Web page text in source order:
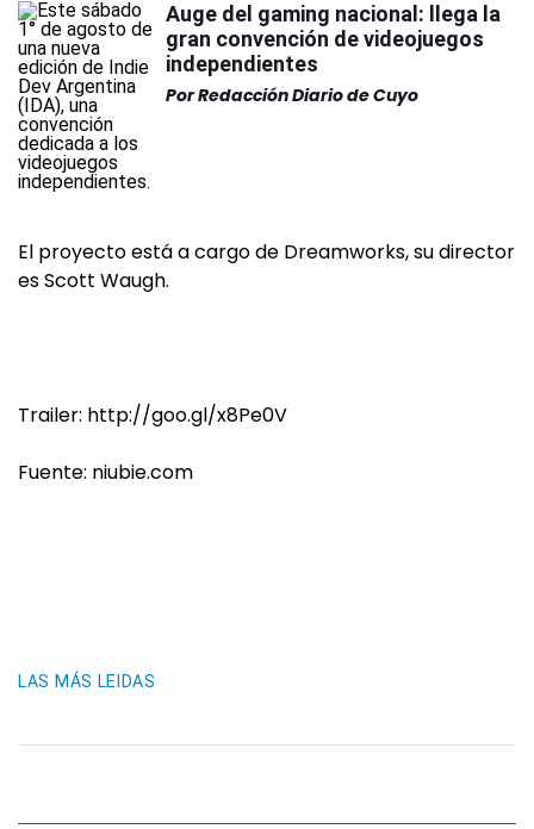
Auge del gaming nacional: llega la
gran convención de videojuegos
independientes
PorRedacción Diario de Cuyo
El proyecto está a cargo de Dreamworks, su director
es Scott Waugh.
Trailer: http://goo.gl/x8Pe0V
Fuente: niubie.com
LAS MÁS LEIDAS